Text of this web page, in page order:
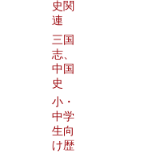
史関
連
三国
志、
中国
史
小・
中学
生向
け歴